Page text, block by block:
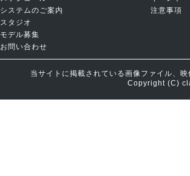
システムのご案内
スタジオ
モデル募集
お問い合わせ
注意事項
当サイトに掲載されている画像ファイル、
Copyright (C)